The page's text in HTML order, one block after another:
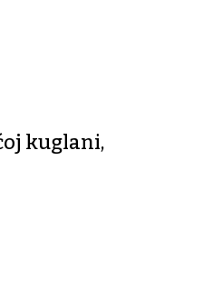
kuglani,